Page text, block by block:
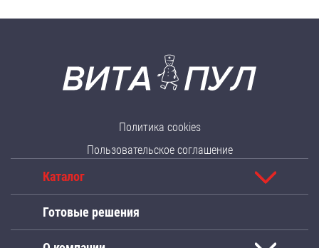
Политика cookies
Пользовательское соглашение
Каталог
Готовые решения